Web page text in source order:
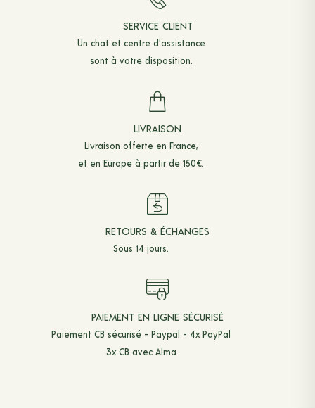
SERVICE CLIENT
Un chat et centre d'assistance
sont à votre disposition.
LIVRAISON
Livraison offerte en France,
et en Europe à partir de 150€.
RETOURS & ÉCHANGES
Sous 14 jours.
PAIEMENT EN LIGNE SÉCURISÉ
Paiement CB sécurisé - Paypal - 4x PayPal
3x CB avec Alma